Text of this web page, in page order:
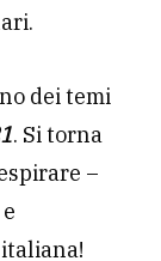
dei temi
. Si torna
–